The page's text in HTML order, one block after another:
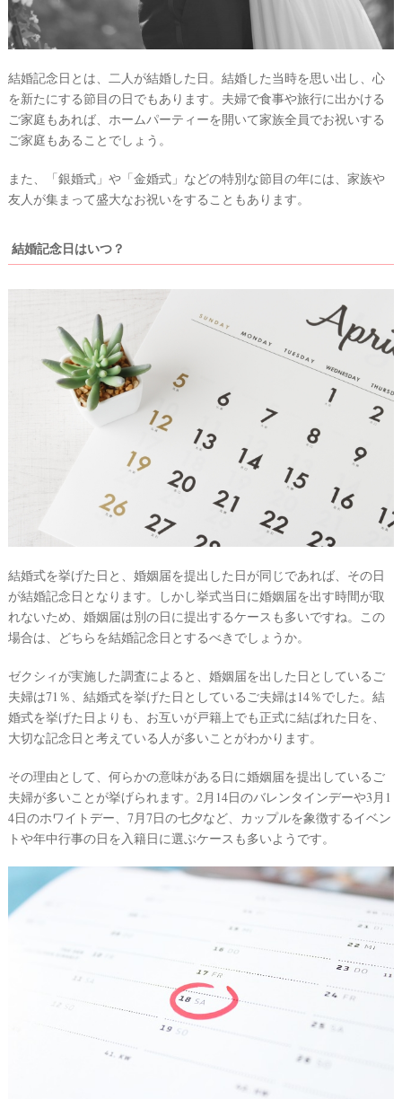
結婚記念日とは、二人が結婚した日。結婚した当時を思い出し、心
を新たにする節目の日でもあります。夫婦で食事や旅行に出かける
ご家庭もあれば、ホームパーティーを開いて家族全員でお祝いする
ご家庭もあることでしょう。
また、「銀婚式」や「金婚式」などの特別な節目の年には、家族や
友人が集まって盛大なお祝いをすることもあります。
結婚記念日はいつ？
結婚式を挙げた日と、婚姻届を提出した日が同じであれば、その日
が結婚記念日となります。しかし挙式当日に婚姻届を出す時間が取
れないため、婚姻届は別の日に提出するケースも多いですね。この
場合は、どちらを結婚記念日とするべきでしょうか。
ゼクシィが実施した調査によると、婚姻届を出した日としているご
夫婦は71％、結婚式を挙げた日としているご夫婦は14％でした。結
婚式を挙げた日よりも、お互いが戸籍上でも正式に結ばれた日を、
大切な記念日と考えている人が多いことがわかります。
その理由として、何らかの意味がある日に婚姻届を提出しているご
夫婦が多いことが挙げられます。2月14日のバレンタインデーや3月1
4日のホワイトデー、7月7日の七夕など、カップルを象徴するイベン
トや年中行事の日を入籍日に選ぶケースも多いようです。
ウ
ェ
ン
ォ
ト